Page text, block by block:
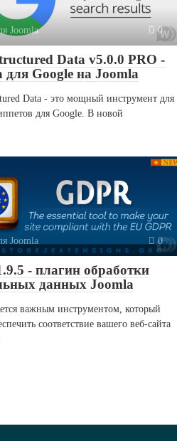
Joomla 0
Data v5.0.0 PRO -
для Google на Joomla
Data - это мощный инструмент для
для Google. В новой
Joomla 0
- плагин обработки
данных Joomla
важным инструментом, который
соответствие вашего веб-сайта